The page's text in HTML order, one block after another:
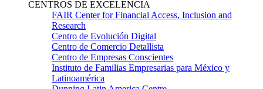
CENTROS DE EXCELENCIA
FAIR Center for Financial Access, Inclusion and
Research
Centro de Evolución Digital
Centro de Comercio Detallista
Centro de Empresas Conscientes
Instituto de Familias Empresarias para México y
Latinoamérica